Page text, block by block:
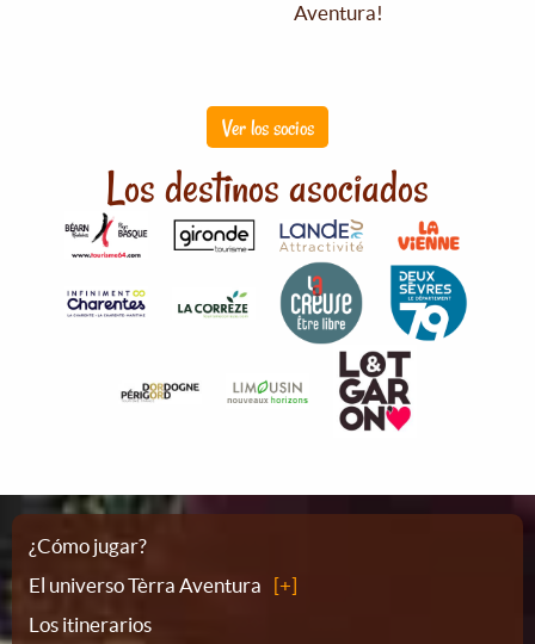
Aventura!
Ver los socios
Los destinos asociados
Plano
del
¿Cómo jugar?
El universo Tèrra Aventura
Los itinerarios